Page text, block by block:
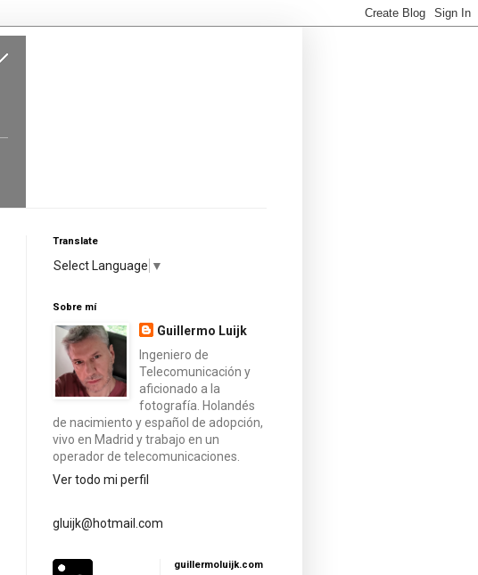
Translate
Select Language ▼
Sobre mí
Guillermo Luijk
Ingeniero de
Telecomunicación y
aficionado a la
fotografía. Holandés
de nacimiento y español de adopción,
vivo en Madrid y trabajo en un
operador de telecomunicaciones.
Ver todo mi perfil
gluijk@hotmail.com
guillermoluijk.com